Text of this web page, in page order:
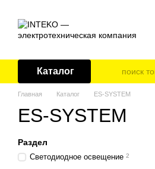
Каталог
Главная Каталог ES-SYSTEM
ES-SYSTEM
Раздел
Светодиодное освещение 2